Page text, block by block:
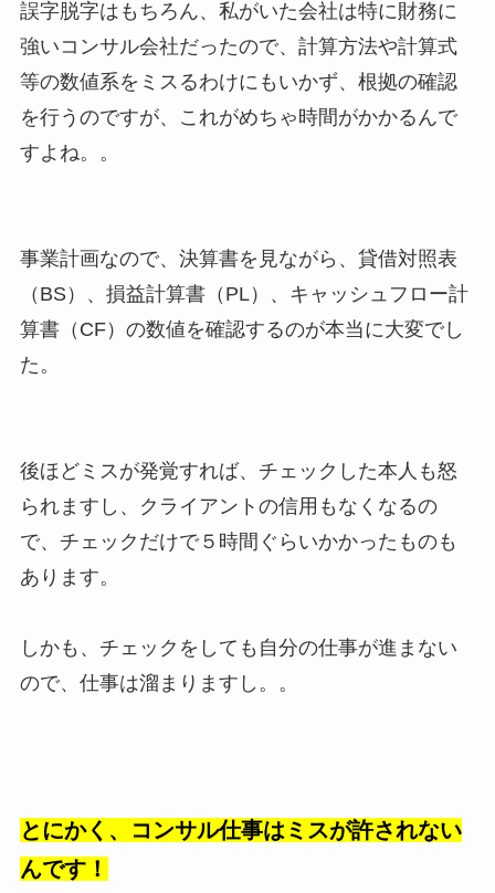
誤字脱字はもちろん、私がいた会社は特に財務に
強いコンサル会社だったので、計算方法や計算式
等の数値系をミスるわけにもいかず、根拠の確認
を行うのですが、これがめちゃ時間がかかるんで
すよね。。
事業計画なので、決算書を見ながら、貸借対照表
（BS）、損益計算書（PL）、キャッシュフロー計
算書（CF）の数値を確認するのが本当に大変でし
た。
後ほどミスが発覚すれば、チェックした本人も怒
られますし、クライアントの信用もなくなるの
で、チェックだけで５時間ぐらいかかったものも
あります。
しかも、チェックをしても自分の仕事が進まない
ので、仕事は溜まりますし。。
とにかく、コンサル仕事はミスが許されない
んです！